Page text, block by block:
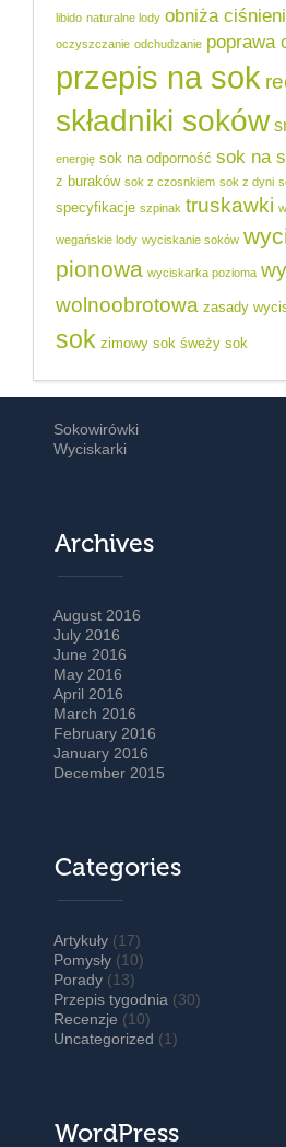
libido naturalne lody obniża
oczyszczanie odchudzanie poprawa
przepis na sok
składniki soków
energię sok na odporność sok na
z buraków sok z czosnkiem sok z dyni
specyfikacje szpinak truskawki
wegańskie lody wyciskanie soków
pionowa wyciskarka pozioma
wolnoobrotowa zasady
sok zimowy sok śweży sok
Sokowirówki
Wyciskarki
Archives
August 2016
July 2016
June 2016
May 2016
April 2016
March 2016
February 2016
January 2016
December 2015
Categories
Artykuły (17)
Pomysły (10)
Porady (13)
Przepis tygodnia (30)
Recenzje (10)
Uncategorized (1)
WordPress